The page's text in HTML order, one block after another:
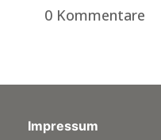
0 Kommentare
Impressum